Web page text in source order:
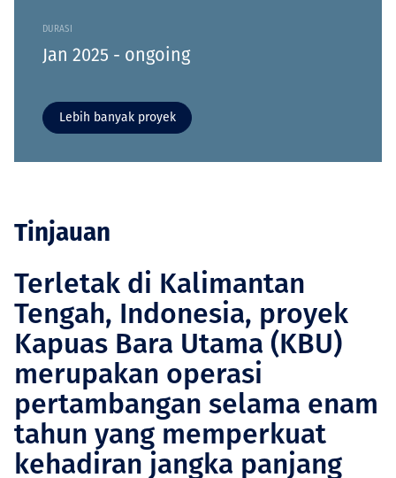
DURASI
Jan 2025 - ongoing
Lebih banyak proyek
Tinjauan
Terletak di Kalimantan
Tengah, Indonesia, proyek
Kapuas Bara Utama (KBU)
merupakan operasi
pertambangan selama enam
tahun yang memperkuat
kehadiran jangka panjang